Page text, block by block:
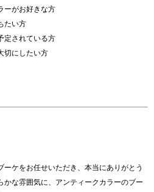
ーがお好きな方
たい方
定されている方
切にしたい方
ケをお任せいただき、本当にありがとう
かな雰囲気に、アンティークカラーのブー